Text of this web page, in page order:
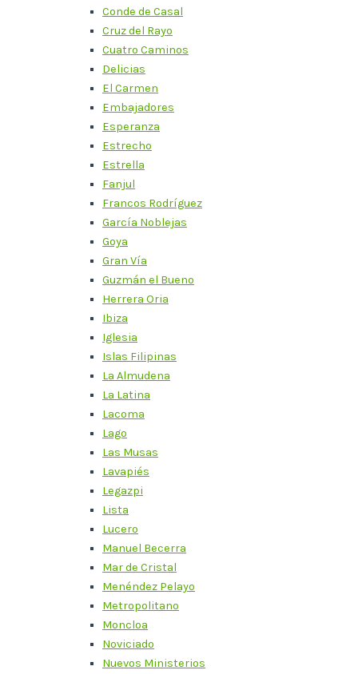
Conde de Casal
Cruz del Rayo
Cuatro Caminos
Delicias
El Carmen
Embajadores
Esperanza
Estrecho
Estrella
Fanjul
Francos Rodríguez
García Noblejas
Goya
Gran Vía
Guzmán el Bueno
Herrera Oria
Ibiza
Iglesia
Islas Filipinas
La Almudena
La Latina
Lacoma
Lago
Las Musas
Lavapiés
Legazpi
Lista
Lucero
Manuel Becerra
Mar de Cristal
Menéndez Pelayo
Metropolitano
Moncloa
Noviciado
Nuevos Ministerios